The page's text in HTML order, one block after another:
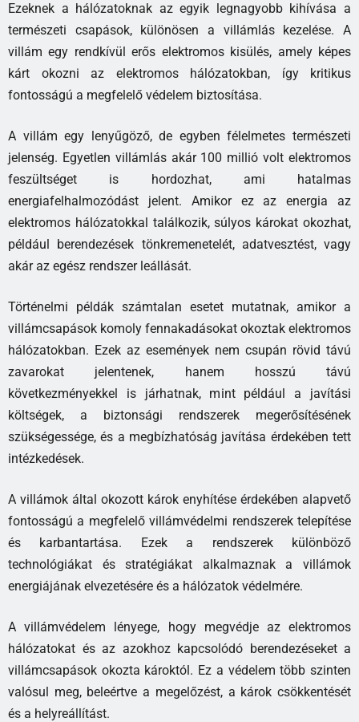
Ezeknek a hálózatoknak az egyik legnagyobb kihívása a
természeti csapások, különösen a villámlás kezelése. A
villám egy rendkívül erős elektromos kisülés, amely képes
kárt okozni az elektromos hálózatokban, így kritikus
fontosságú a megfelelő védelem biztosítása.
A villám egy lenyűgöző, de egyben félelmetes természeti
jelenség. Egyetlen villámlás akár 100 millió volt elektromos
feszültséget is hordozhat, ami hatalmas
energiafelhalmozódást jelent. Amikor ez az energia az
elektromos hálózatokkal találkozik, súlyos károkat okozhat,
például berendezések tönkremenetelét, adatvesztést, vagy
akár az egész rendszer leállását.
Történelmi példák számtalan esetet mutatnak, amikor a
villámcsapások komoly fennakadásokat okoztak elektromos
hálózatokban. Ezek az események nem csupán rövid távú
zavarokat jelentenek, hanem hosszú távú
következményekkel is járhatnak, mint például a javítási
költségek, a biztonsági rendszerek megerősítésének
szükségessége, és a megbízhatóság javítása érdekében tett
intézkedések.
A villámok által okozott károk enyhítése érdekében alapvető
fontosságú a megfelelő villámvédelmi rendszerek telepítése
és karbantartása. Ezek a rendszerek különböző
technológiákat és stratégiákat alkalmaznak a villámok
energiájának elvezetésére és a hálózatok védelmére.
A villámvédelem lényege, hogy megvédje az elektromos
hálózatokat és az azokhoz kapcsolódó berendezéseket a
villámcsapások okozta károktól. Ez a védelem több szinten
valósul meg, beleértve a megelőzést, a károk csökkentését
és a helyreállítást.